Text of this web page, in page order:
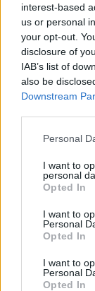
interest-based
us or personal
your opt-out.
disclosure of
IAB’s list of
also be
Downstream
Please note
not limited to
grant or deny
use your data
consent section.
Personal
I want to
personal
Opted In
I want to
Personal
Opted In
I want to
Personal
Opted In
Συγκινητική
Νοσοκομείο